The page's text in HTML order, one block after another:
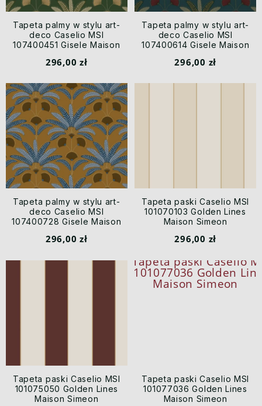
Tapeta palmy w stylu art-
deco Caselio MSI
107400451 Gisele Maison
296,00 zł
Tapeta palmy w stylu art-
deco Caselio MSI
107400614 Gisele Maison
296,00 zł
Tapeta palmy w stylu art-
deco Caselio MSI
107400728 Gisele Maison
296,00 zł
Tapeta paski Caselio MSI
101070103 Golden Lines
Maison Simeon
296,00 zł
Tapeta paski Caselio MSI
101075050 Golden Lines
Maison Simeon
Tapeta paski Caselio MSI
101077036 Golden Lines
Maison Simeon